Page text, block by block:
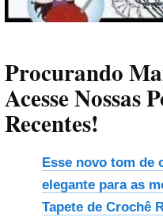
Procurando
Acesse Nossas
Recentes!
Esse novo tom de
elegante para as
Tapete de Crochê